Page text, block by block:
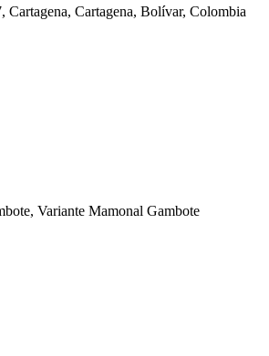
Cartagena, Cartagena, Bolívar, Colombia
Variante Mamonal Gambote